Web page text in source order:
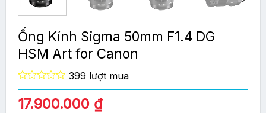
Ống Kính Sigma 50mm F1.4 DG
HSM Art for Canon
0
out
of
399 lượt mua
17.900.000 ₫